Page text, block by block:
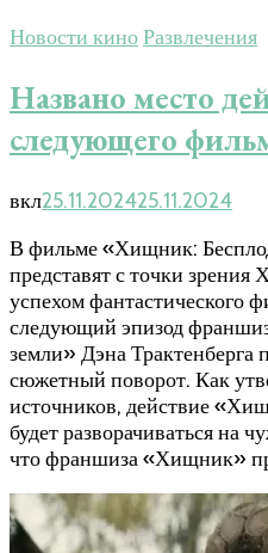
Новости киноРазвлечения
Названо место
следующего
вкл25.11.202425.11.2024
В фильме «Хищник:
представят с точки
успехом фантастического
следующий эпизод
земли» Дэна
сюжетный поворот. Как
источников, действие
будет разворачиваться на
что франшиза «Хищник»